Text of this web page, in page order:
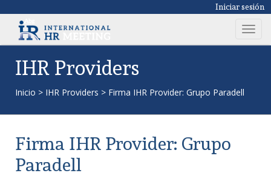
Iniciar sesión
T
o
n
IHR Providers
Inicio > IHR Providers > Firma IHR Provider: Grupo Paradell
Firma IHR Provider: Grupo
Paradell